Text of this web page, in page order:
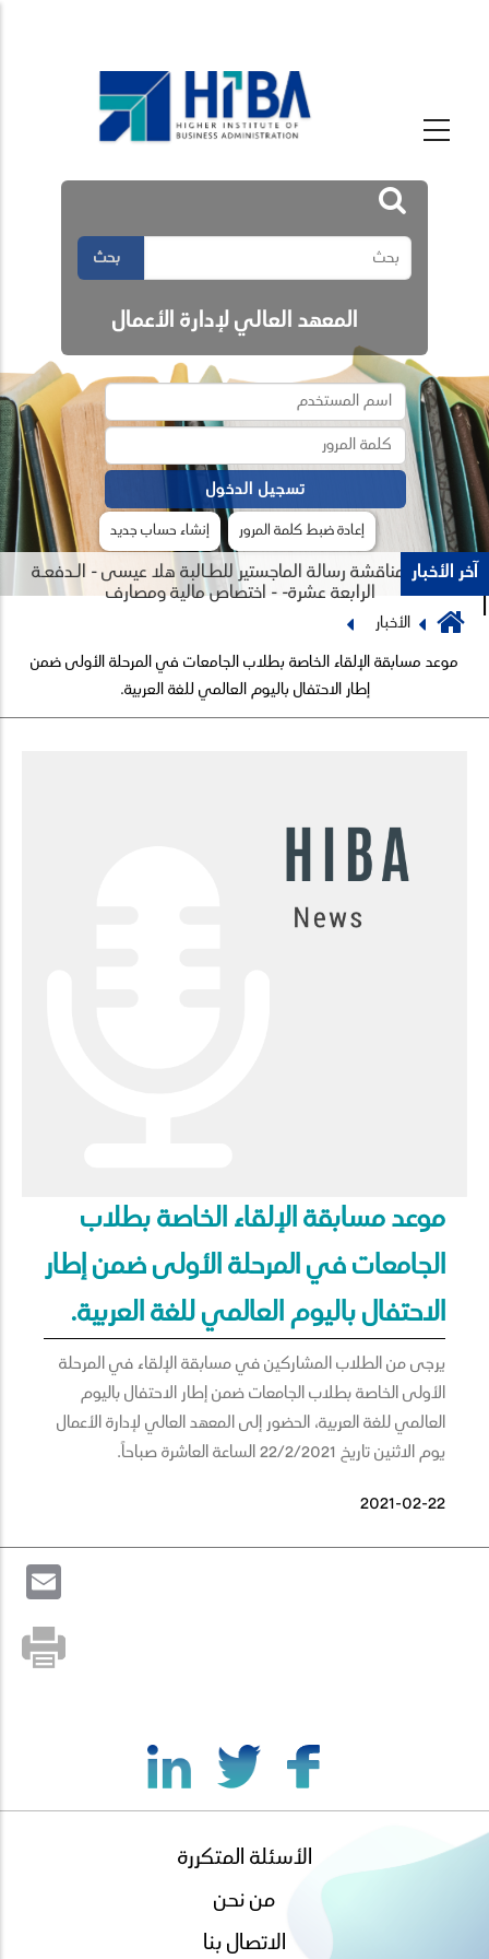
بحث
المعهد العالي لإدارة الأعمال
إنشاء حساب جديد إعادة ضبط كلمة المرور
آخر الأخبار
جلسة مناقشة رسالة الماجستير للطـالبة هلا عيسى - الـدفعـة
الرابعة عشرة- - اختصاص مالية ومصارف
Previous
Next
Breadcrumb
الأخبار
موعد مسابقة الإلقاء الخاصة بطلاب الجامعات في المرحلة الأولى ضمن
إطار الاحتفال باليوم العالمي للغة العربية.
موعد مسابقة الإلقاء الخاصة بطلاب
الجامعات في المرحلة الأولى ضمن إطار
الاحتفال باليوم العالمي للغة العربية.
يرجى من الطلاب المشاركين في مسابقة الإلقاء في المرحلة
الأولى الخاصة بطلاب الجامعات ضمن إطار الاحتفال باليوم
العالمي للغة العربية، الحضور إلى المعهد العالي لإدارة الأعمال
يوم الاثنين تاريخ 22/2/2021 الساعة العاشرة صباحاً.
2021-02-22
footer
الأسئلة المتكررة
من نحن
الاتصال بنا